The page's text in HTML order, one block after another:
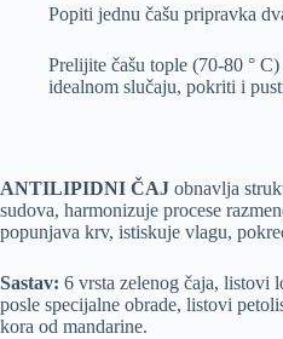
Popiti jednu čašu pripravka
Prelijite čašu tople (70-80 °
idealnom slučaju, pokriti i
ANTILIPIDNI ČAJ obnavlja
sudova, harmonizuje procese
popunjava krv, istiskuje vlagu,
Sastav: 6 vrsta zelenog čaja, listovi
posle specijalne obrade, listovi
kora od mandarine.